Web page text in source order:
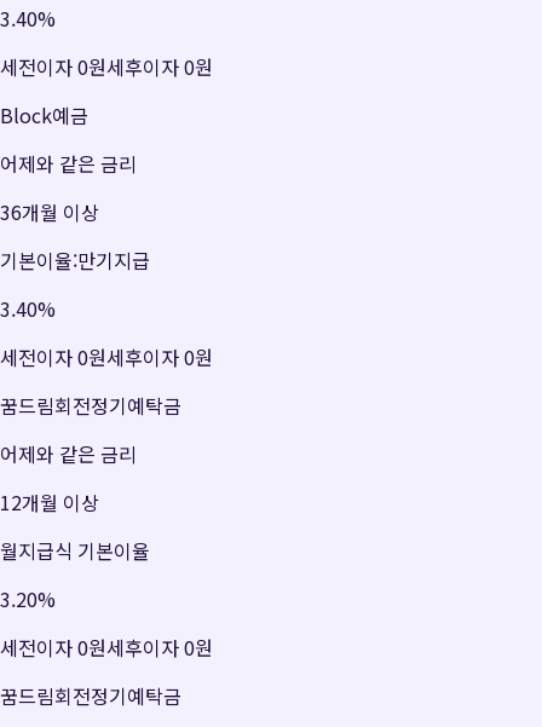
3.40%
세전이자0원세후이자0원
Block예금
어제와 같은 금리
36개월 이상
기본이율:만기지급
3.40%
세전이자0원세후이자0원
꿈드림회전정기예탁금
어제와 같은 금리
12개월 이상
월지급식 기본이율
3.20%
세전이자0원세후이자0원
꿈드림회전정기예탁금